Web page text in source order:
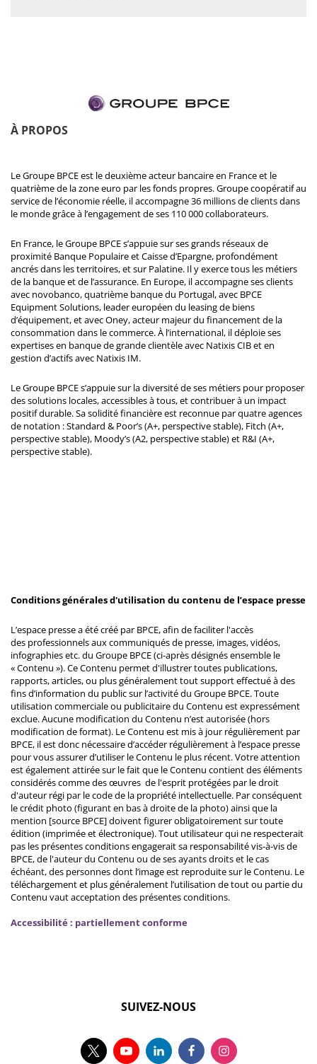
À PROPOS
Le Groupe BPCE est le deuxième acteur bancaire en France et le
quatrième de la zone euro par les fonds propres. Groupe coopératif au
service de l’économie réelle, il accompagne 36 millions de clients dans
le monde grâce à l’engagement de ses 110 000 collaborateurs.
En France, le Groupe BPCE s’appuie sur ses grands réseaux de
proximité Banque Populaire et Caisse d’Epargne, profondément
ancrés dans les territoires, et sur Palatine. Il y exerce tous les métiers
de la banque et de l’assurance. En Europe, il accompagne ses clients
avec novobanco, quatrième banque du Portugal, avec BPCE
Equipment Solutions, leader européen du leasing de biens
d’équipement, et avec Oney, acteur majeur du financement de la
consommation dans le commerce. À l’international, il déploie ses
expertises en banque de grande clientèle avec Natixis CIB et en
gestion d’actifs avec Natixis IM.
Le Groupe BPCE s’appuie sur la diversité de ses métiers pour proposer
des solutions locales, accessibles à tous, et contribuer à un impact
positif durable. Sa solidité financière est reconnue par quatre agences
de notation : Standard & Poor’s (A+, perspective stable), Fitch (A+,
perspective stable), Moody’s (A2, perspective stable) et R&I (A+,
perspective stable).
Conditions générales d'utilisation du contenu de l’espace presse
L’espace presse a été créé par BPCE, afin de faciliter l'accès
des professionnels aux communiqués de presse, images, vidéos,
infographies etc. du Groupe BPCE (ci-après désignés ensemble le
« Contenu »). Ce Contenu permet d'illustrer toutes publications,
rapports, articles, ou plus généralement tout support effectué à des
fins d’information du public sur l’activité du Groupe BPCE. Toute
utilisation commerciale ou publicitaire du Contenu est expressément
exclue. Aucune modification du Contenu n’est autorisée (hors
modification de format). Le Contenu est mis à jour régulièrement par
BPCE, il est donc nécessaire d’accéder régulièrement à l’espace presse
pour vous assurer d’utiliser le Contenu le plus récent. Votre attention
est également attirée sur le fait que le Contenu contient des éléments
considérés comme des œuvres de l'esprit protégées par le droit
d'auteur régi par le code de la propriété intellectuelle. Par conséquent
le crédit photo (figurant en bas à droite de la photo) ainsi que la
mention [source BPCE] doivent figurer obligatoirement sur toute
édition (imprimée et électronique). Tout utilisateur qui ne respecterait
pas les présentes conditions engagerait sa responsabilité vis-à-vis de
BPCE, de l'auteur du Contenu ou de ses ayants droits et le cas
échéant, des personnes dont l’image est reproduite sur le Contenu. Le
téléchargement et plus généralement l’utilisation de tout ou partie du
Contenu vaut acceptation des présentes conditions.
Accessibilité : partiellement conforme
SUIVEZ-NOUS